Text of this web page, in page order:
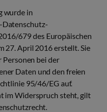
wurde in
Datenschutz-
679 des Europäischen
27. April 2016 erstellt. Sie
bei der
Daten und den freien
95/46/EG auf.
im Widerspruch steht, gilt